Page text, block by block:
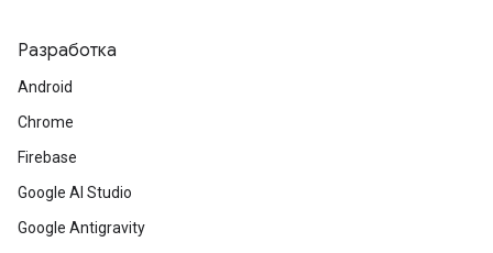
Разработка
Android
Chrome
Firebase
Google AI Studio
Google Antigravity